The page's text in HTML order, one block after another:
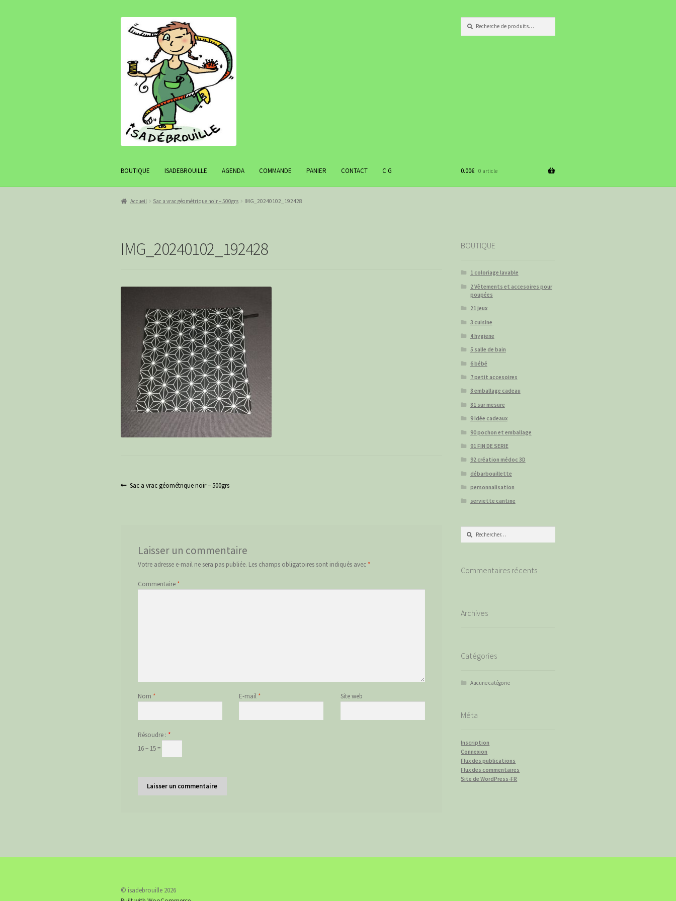
pour :
BOUTIQUE ISADEBROUILLE AGENDA COMMANDE PANIER CONTACT C G 0.00€ 0 article
Accueil Sac a vrac géométrique noir – 500grs IMG_20240102_192428
IMG_20240102_192428
Navigation
Article
Sac a vrac géométrique noir – 500grs
Laisser un commentaire
Votre adresse e-mail ne sera pas publiée. Les champs obligatoires sont indiqués avec *
Commentaire *
Nom * E-mail * Site web
Résoudre : *
16 − 15 =
BOUTIQUE
1 coloriage lavable
2 Vêtements et accesoires pour
poupées
21 jeux
3 cuisine
4 hygiene
5 salle de bain
6 bébé
7 petit accesoires
8 emballage cadeau
81 sur mesure
9 Idée cadeaux
90 pochon et emballage
91 FIN DE SERIE
92 création médoc 3D
débarbouillette
personnalisation
serviette cantine
Commentaires récents
Archives
Catégories
Aucune catégorie
Méta
Inscription
Connexion
Flux des publications
Flux des commentaires
Site de WordPress-FR
© isadebrouille 2026